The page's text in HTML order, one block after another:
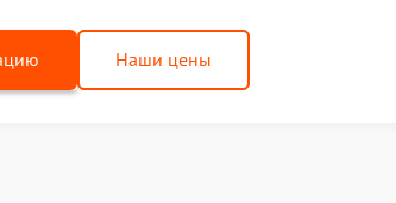
Наши цены